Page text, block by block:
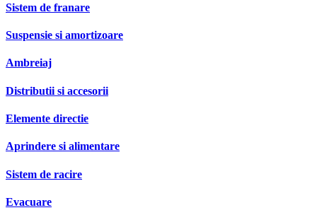
Sistem de franare
Suspensie si amortizoare
Ambreiaj
Distributii si accesorii
Elemente directie
Aprindere si alimentare
Sistem de racire
Evacuare